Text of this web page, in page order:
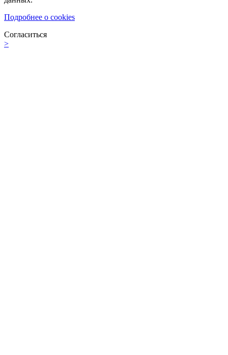
Подробнее о cookies
Согласиться
>